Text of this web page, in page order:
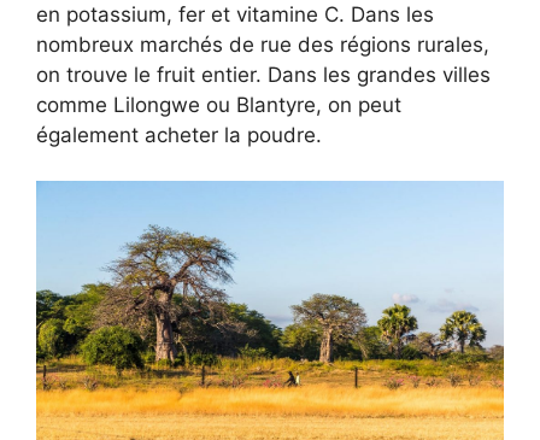
en potassium, fer et vitamine C. Dans les
nombreux marchés de rue des régions rurales,
on trouve le fruit entier. Dans les grandes villes
comme Lilongwe ou Blantyre, on peut
également acheter la poudre.